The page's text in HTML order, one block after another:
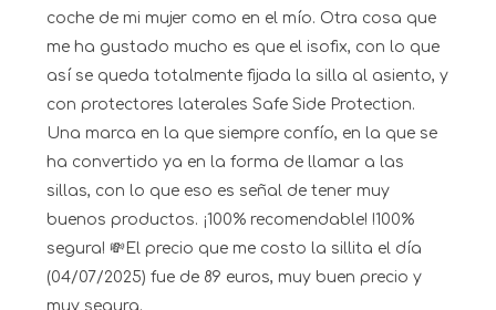
coche de mi mujer como en el mío. Otra cosa que
me ha gustado mucho es que el isofix, con lo que
así se queda totalmente fijada la silla al asiento, y
con protectores laterales Safe Side Protection.
Una marca en la que siempre confío, en la que se
ha convertido ya en la forma de llamar a las
sillas, con lo que eso es señal de tener muy
buenos productos. ¡100% recomendable! !100%
segura! 💸El precio que me costo la sillita el día
(04/07/2025) fue de 89 euros, muy buen precio y
muy segura.